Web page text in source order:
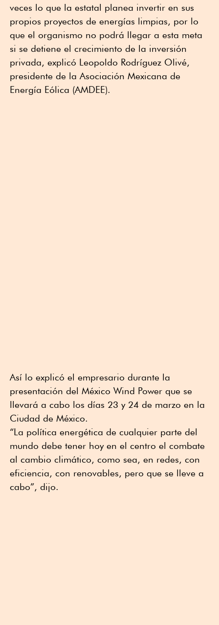
veces lo que la estatal planea invertir en sus
propios proyectos de energías limpias, por lo
que el organismo no podrá llegar a esta meta
si se detiene el crecimiento de la inversión
privada, explicó Leopoldo Rodríguez Olivé,
presidente de la Asociación Mexicana de
Energía Eólica (AMDEE).
Así lo explicó el empresario durante la
presentación del México Wind Power que se
llevará a cabo los días 23 y 24 de marzo en la
Ciudad de México.
“La política energética de cualquier parte del
mundo debe tener hoy en el centro el combate
al cambio climático, como sea, en redes, con
eficiencia, con renovables, pero que se lleve a
cabo”, dijo.